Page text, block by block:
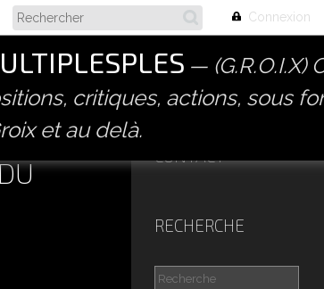
Connexion
(G.R.O.I.X)
critiques, actions, sous
et au delà.
CONTACT
RECHERCHE